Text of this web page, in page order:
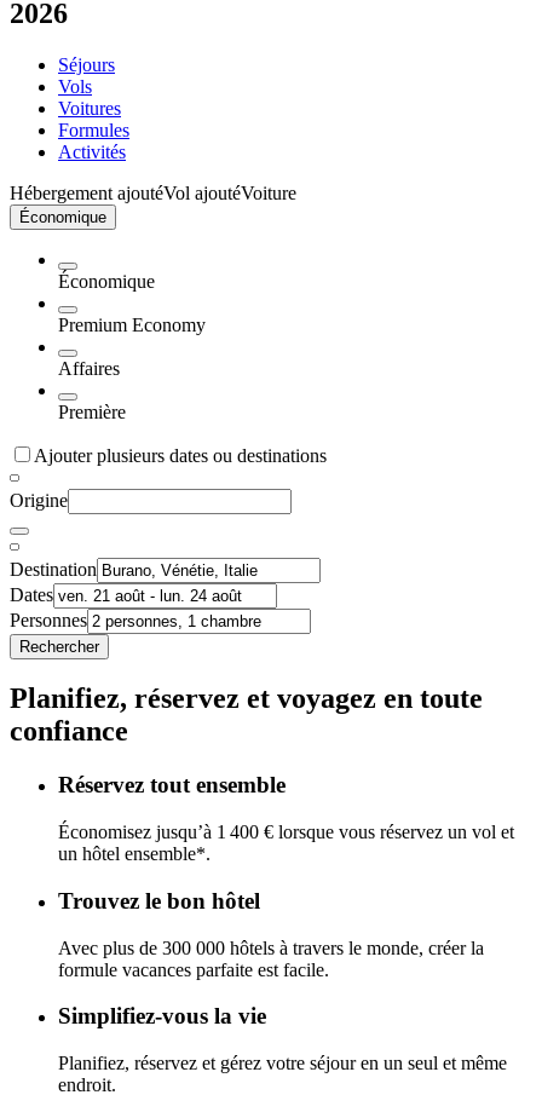
2026
Séjours
Vols
Voitures
Formules
Activités
Hébergement ajoutéVol ajoutéVoiture
Économique
Économique
Premium Economy
Affaires
Première
Ajouter plusieurs dates ou destinations
Origine
Destination
Dates
Personnes
Rechercher
Planifiez, réservez et voyagez en toute
confiance
Réservez tout ensemble
Économisez jusqu’à 1 400 € lorsque vous réservez un vol et
un hôtel ensemble*.
Trouvez le bon hôtel
Avec plus de 300 000 hôtels à travers le monde, créer la
formule vacances parfaite est facile.
Simplifiez-vous la vie
Planifiez, réservez et gérez votre séjour en un seul et même
endroit.